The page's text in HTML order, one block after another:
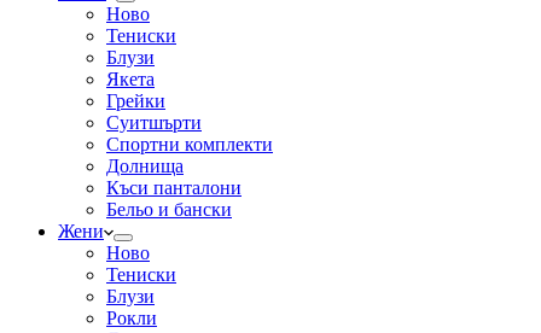
Ново
Тениски
Блузи
Якета
Грейки
Суитшърти
Спортни комплекти
Долнища
Къси панталони
Бельо и бански
Жени
Ново
Тениски
Блузи
Рокли